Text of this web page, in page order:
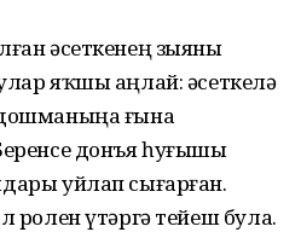
әсеткенең зыяны
яҡшы аңлай: әсеткелә
ғына
донъя һуғышы
уйлап сығарған.
ролен үтәргә тейеш була.